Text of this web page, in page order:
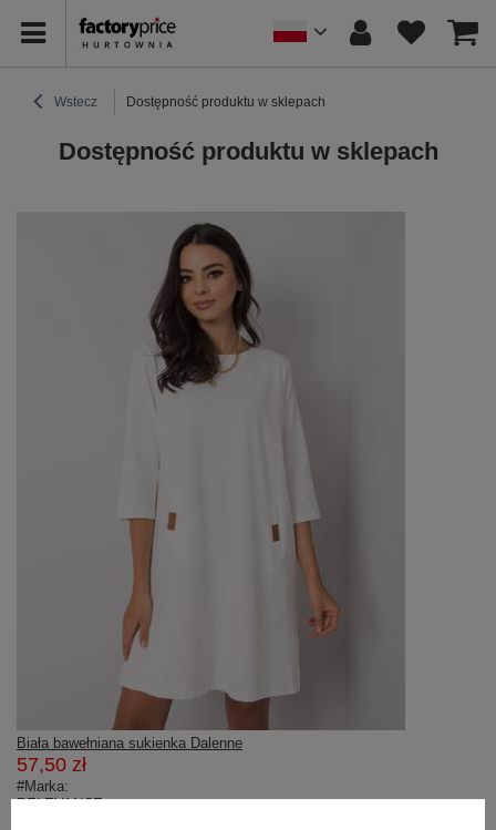
Wstecz Dostępność produktu w sklepach
Dostępność produktu w sklepach
Biała bawełniana sukienka Dalenne
57,50 zł
#Marka:
RELEVANCE